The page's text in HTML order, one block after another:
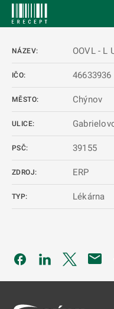
NÁZEV: OOVL - L
IČO: 46633936
MĚSTO: Chýnov
ULICE:
PSČ: 39155
ZDROJ: ERP
TYP: Lékárna
Odkaz se otevře na
Odkaz seOdkaz